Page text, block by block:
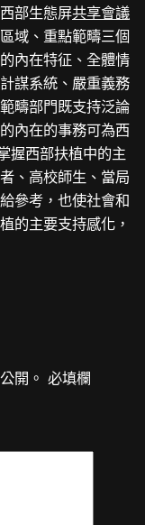
部生態屏共享會議
域、重點範疇三個
內在特征、全體情
謀系統、嚴重義務
範疇部門既支持泛論
內在的事務可為西
握西部扶植中的主
、高校師生、當局
參考，也使社會和
的主要支持感化，
開。 必填欄